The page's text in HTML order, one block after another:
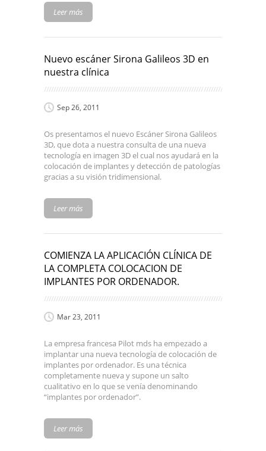
Leer más
Nuevo escáner Sirona Galileos 3D en
nuestra clínica
Sep 26, 2011
Os presentamos el nuevo Escáner Sirona Galileos
3D, que dota a nuestra consulta de una nueva
tecnología en imagen 3D el cual nos ayudará en la
colocación de implantes y detección de patologías
gracias a su visión tridimensional.
Leer más
COMIENZA LA APLICACIÓN CLÍNICA DE
LA COMPLETA COLOCACION DE
IMPLANTES POR ORDENADOR.
Mar 23, 2011
La empresa francesa Pilot mds ha empezado a
implantar una nueva tecnología de colocación de
implantes por ordenador. Es una técnica
completamente nueva y supone un salto
cualitativo en lo que se venía denominando
“implantes por ordenador”.
Leer más